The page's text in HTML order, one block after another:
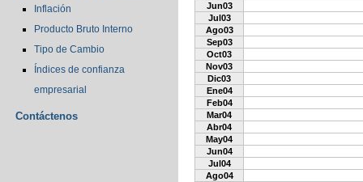
Inflación
Producto Bruto Interno
Tipo de Cambio
Índices de confianza
empresarial
Contáctenos
Jun03
Jul03
Ago03
Sep03
Oct03
Nov03
Dic03
Ene04
Feb04
Mar04
Abr04
May04
Jun04
Jul04
Ago04